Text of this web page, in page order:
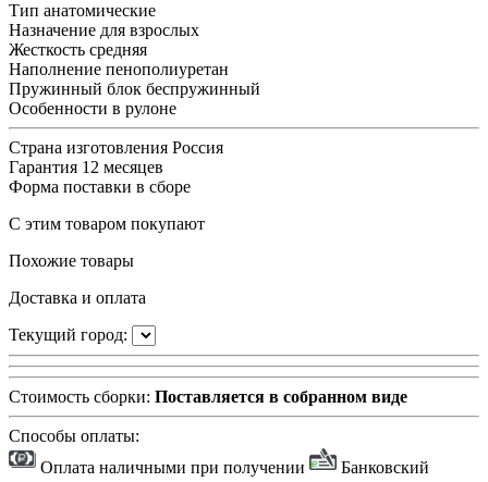
Тип анатомические
Назначение для взрослых
Жесткость средняя
Наполнение пенополиуретан
Пружинный блок беспружинный
Особенности в рулоне
Страна изготовления Россия
Гарантия 12 месяцев
Форма поставки в сборе
С этим товаром покупают
Похожие товары
Доставка и оплата
Текущий город:
Стоимость сборки: Поставляется в собранном виде
Способы оплаты:
Оплата наличными при получении
Банковский